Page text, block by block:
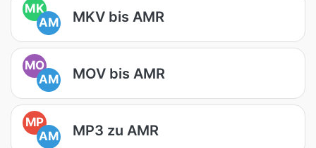
MK
AM
MKV bis AMR
MO
AM
MOV bis AMR
MP
AM
MP3 zu AMR